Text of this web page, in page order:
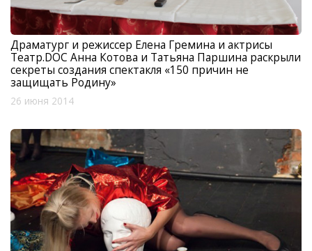
Драматург и режиссер Елена Гремина и актрисы
Театр.DOC Анна Котова и Татьяна Паршина раскрыли
секреты создания спектакля «150 причин не
защищать Родину»
26 июня 2014